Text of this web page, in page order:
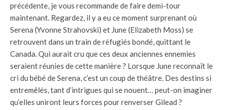
précédente, je vous recommande de faire demi-tour
maintenant. Regardez, il y a eu ce moment surprenant où
Serena (Yvonne Strahovski) et June (Elizabeth Moss) se
retrouvent dans un train de réfugiés bondé, quittant le
Canada. Qui aurait cru que ces deux anciennes ennemies
seraient réunies de cette manière ? Lorsque June reconnaît le
cri du bébé de Serena, c’est un coup de théâtre. Des destins si
entremêlés, tant d’intrigues qui se nouent… peut-on imaginer
qu’elles uniront leurs forces pour renverser Gilead ?